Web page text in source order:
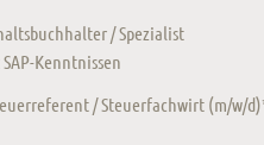
/ Spezialist
Kenntnissen
/ Steuerfachwirt (m/w/